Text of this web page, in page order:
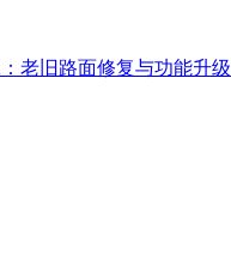
老旧路面修复与功能升级